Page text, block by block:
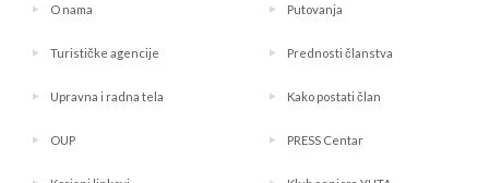
O nama Putovanja
Turističke agencije Prednosti članstva
Upravna i radna tela Kako postati član
OUP PRESS Centar